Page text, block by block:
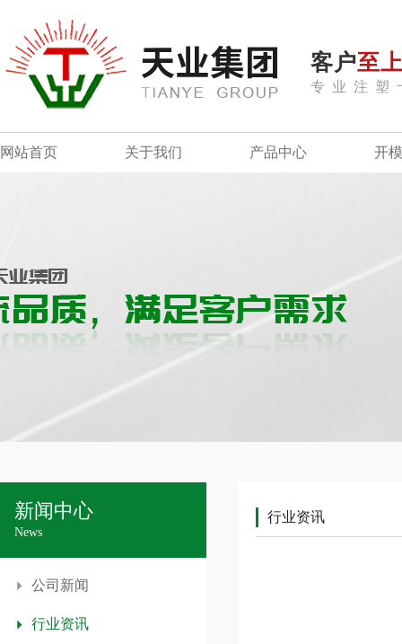
客户至
专业注塑
网站首页 关于我们 产品中心 开
新闻中心
News
公司新闻
行业资讯
行业资讯